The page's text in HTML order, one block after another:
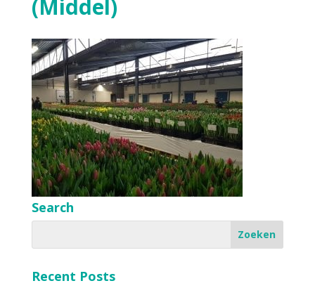
(Middel)
Search
Recent Posts